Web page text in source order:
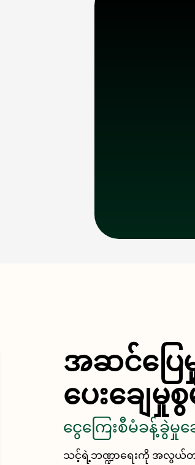
အဆင်ပြ
ပေးချေမှု
ငွေကြေးစီမံခန့်ခွဲမှုခ
သင့်ရဲ့ဘဏ္ဍာရေးကို အလွယ်တ